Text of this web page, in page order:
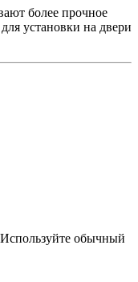
более прочное
установки на двери
обычный